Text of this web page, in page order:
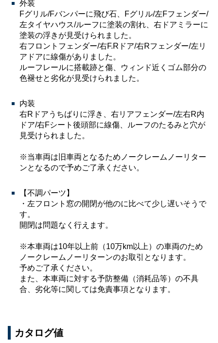
外装
Fグリル/Fバンパーに飛び石、Fグリル/左Fフェンダー/
左タイヤハウス/ルーフに塗装の割れ、右ドアミラーに
塗装の浮きが見受けられました。
右フロントフェンダー/右F.Rドア/右Rフェンダー/左リ
アドアに線傷がありました。
ルーフレールに搭載跡と傷、ウィンド近くゴム部分の
色褪せと劣化が見受けられました。
内装
右Rドアうちばりに浮き、右リアフェンダー/左右R内
ドア/右Fシート後頭部に線傷、ルーフのたるみと穴が
見受けられました。
※当車両は旧車両となるためノークレームノーリター
ンとなるので予めご了承ください。
【不調パーツ】
・左フロント窓の開閉が他のに比べて少し遅いそうで
す。
開閉は問題なく行えます。
※本車両は10年以上前（10万km以上）の車両のため
ノークレームノーリターンのお取引となります。
予めご了承ください。
また、本車両に対する予防整備（消耗品等）の不具
合、劣化等に関しては免責事項となります。
カタログ値